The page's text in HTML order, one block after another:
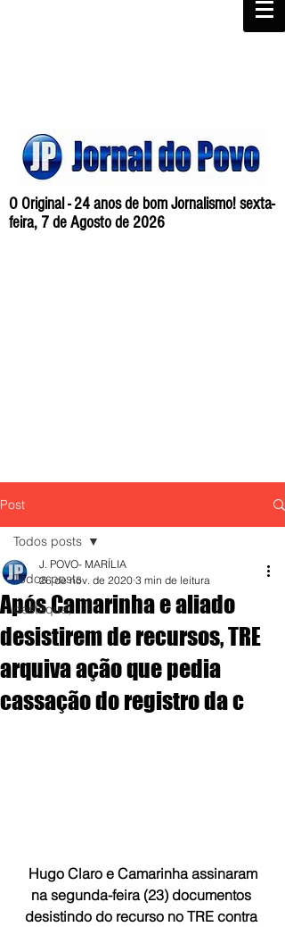
O Original - 24 anos de bom Jornalismo! sexta-
feira, 7 de Agosto de 2026
Post
Todos posts
destaque,
Todos posts
Após Camarinha e aliado
desistirem de recursos, TRE
arquiva ação que pedia
cassação do registro da c
J. POVO- MARÍLIA
26 de nov. de 2020 3 min de leitura
na segunda-feira (23) documentos
desistindo do recurso no TRE contra